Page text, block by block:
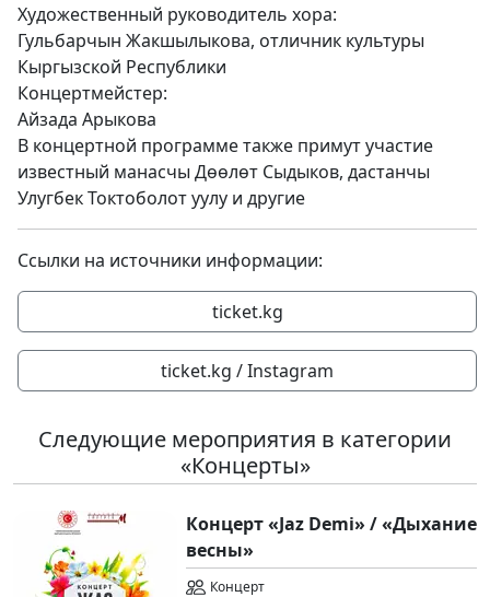
Художественный руководитель хора:
Гульбарчын Жакшылыкова, отличник культуры
Кыргызской Республики
Концертмейстер:
Айзада Арыкова
В концертной программе также примут участие
известный манасчы Дөөлөт Сыдыков, дастанчы
Улугбек Токтоболот уулу и другие
Ссылки на источники информации:
ticket.kg
ticket.kg / Instagram
Следующие мероприятия в категории
«Концерты»
Концерт «Jaz Demi» / «Дыхание
весны»
Концерт